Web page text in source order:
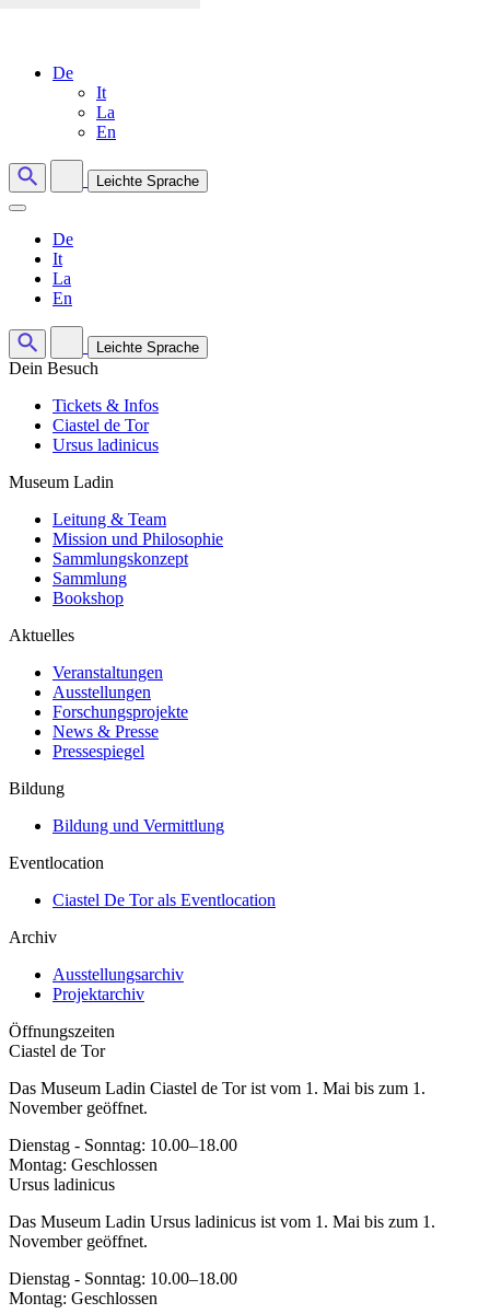
De
It
La
En
Leichte Sprache
De
It
La
En
Leichte Sprache
Dein Besuch
Tickets & Infos
Ciastel de Tor
Ursus ladinicus
Museum Ladin
Leitung & Team
Mission und Philosophie
Sammlungskonzept
Sammlung
Bookshop
Aktuelles
Veranstaltungen
Ausstellungen
Forschungsprojekte
News & Presse
Pressespiegel
Bildung
Bildung und Vermittlung
Eventlocation
Ciastel De Tor als Eventlocation
Archiv
Ausstellungsarchiv
Projektarchiv
Öffnungszeiten
Ciastel de Tor
Das Museum Ladin Ciastel de Tor ist vom 1. Mai bis zum 1.
November geöffnet.
Dienstag - Sonntag: 10.00–18.00
Montag: Geschlossen
Ursus ladinicus
Das Museum Ladin Ursus ladinicus ist vom 1. Mai bis zum 1.
November geöffnet.
Dienstag - Sonntag: 10.00–18.00
Montag: Geschlossen